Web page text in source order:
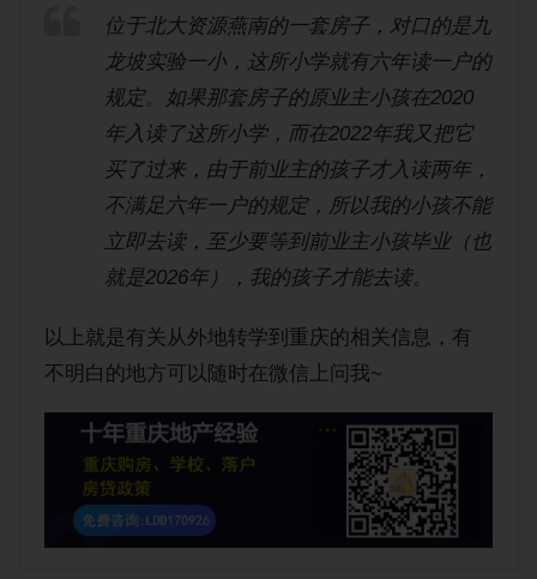
位于北大资源燕南的一套房子，对口的是九
龙坡实验一小，这所小学就有六年读一户的
规定。如果那套房子的原业主小孩在2020
年入读了这所小学，而在2022年我又把它
买了过来，由于前业主的孩子才入读两年，
不满足六年一户的规定，所以我的小孩不能
立即去读，至少要等到前业主小孩毕业（也
就是2026年），我的孩子才能去读。
以上就是有关从外地转学到重庆的相关信息，有
不明白的地方可以随时在微信上问我~